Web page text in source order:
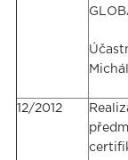
12/2012